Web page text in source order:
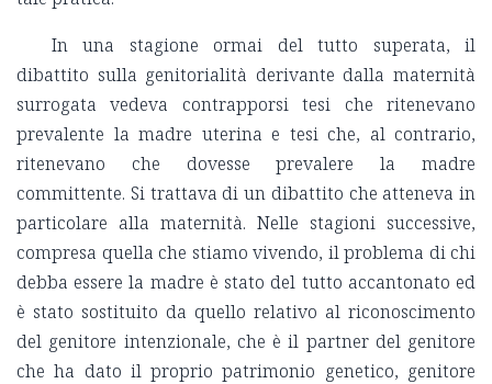
In una stagione ormai del tutto superata, il
dibattito sulla genitorialità derivante dalla maternità
surrogata vedeva contrapporsi tesi che ritenevano
prevalente la madre uterina e tesi che, al contrario,
ritenevano che dovesse prevalere la madre
committente. Si trattava di un dibattito che atteneva in
particolare alla maternità. Nelle stagioni successive,
compresa quella che stiamo vivendo, il problema di chi
debba essere la madre è stato del tutto accantonato ed
è stato sostituito da quello relativo al riconoscimento
del genitore intenzionale, che è il partner del genitore
che ha dato il proprio patrimonio genetico, genitore